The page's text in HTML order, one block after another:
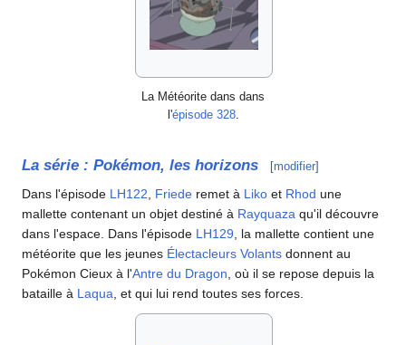
La Météorite dans dans
l'épisode 328.
La série : Pokémon, les horizons [modifier]
Dans l'épisode LH122 Friede remet à Liko et Rhod une
mallette contenant un objet destiné à Rayquaza qu'il découvre
dans l'espace. Dans l'épisode LH129 , la mallette contient une
météorite que les jeunes Électacleurs Volants donnent au
Pokémon Cieux à l'Antre du Dragon , où il se repose depuis la
bataille à Laqua , et qui lui rend toutes ses forces.